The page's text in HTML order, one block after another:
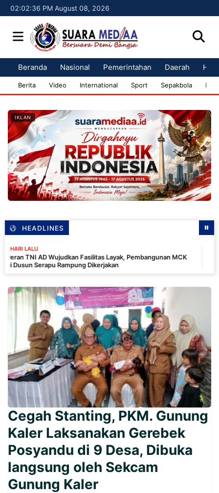
02:02:37 PM August 08, 2026
Beranda Nasional Pemerintahan Daerah
Berita Video International Sport Sepakbola
IKLAN
HEADLINES
Wujudkan Fasilitas Layak, Pembangunan MCK
Rampung Dikerjakan
Cegah Stanting, PKM. Gunung
Kaler Laksanakan Gerebek
Posyandu di 9 Desa, Dibuka
langsung oleh Sekcam
Gunung Kaler